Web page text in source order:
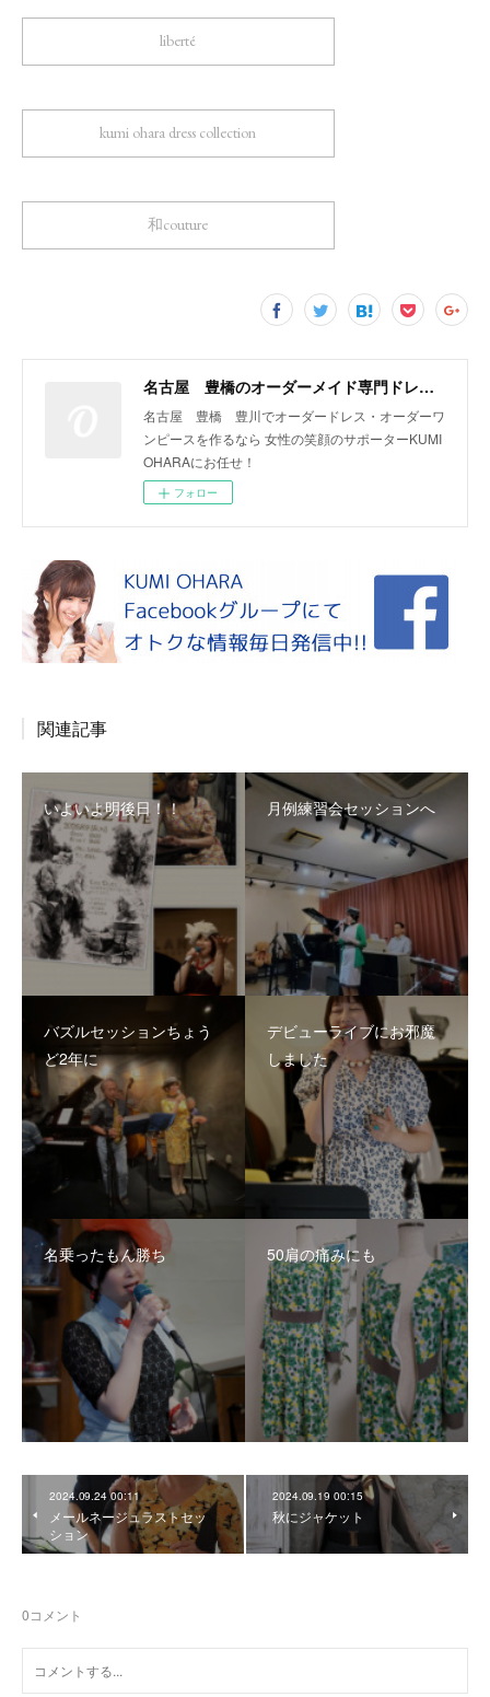
liberté
kumi ohara dress collection
和couture
名古屋 豊橋のオーダーメイド専門ドレスデザイナー KUMI OHARA
名古屋 豊橋 豊川でオーダードレス・オーダーワ
ンピースを作るなら 女性の笑顔のサポーターKUMI
OHARAにお任せ！
フォロー
関連記事
いよいよ明後日！！ 月例練習会セッションへ
バズルセッションちょう
ど2年に
デビューライブにお邪魔
しました
名乗ったもん勝ち 50肩の痛みにも
2024.09.24 00:11
メールネージュラストセッ
ション
2024.09.19 00:15
秋にジャケット
0コメント